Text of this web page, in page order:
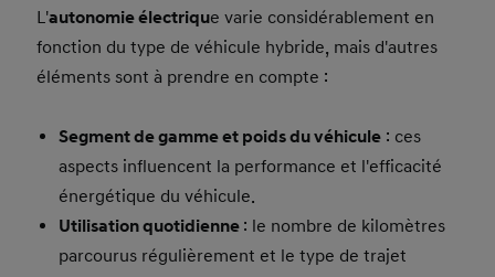
L'autonomie électrique varie considérablement en
fonction du type de véhicule hybride, mais d'autres
éléments sont à prendre en compte :
Segment de gamme et poids du véhicule : ces
aspects influencent la performance et l'efficacité
énergétique du véhicule.
Utilisation quotidienne : le nombre de kilomètres
parcourus régulièrement et le type de trajet